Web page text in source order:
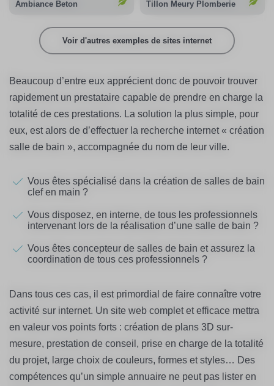
Ambiance Beton Tillon Meury Plomberie
Voir d'autres exemples de sites internet
Beaucoup d’entre eux apprécient donc de pouvoir trouver
rapidement un prestataire capable de prendre en charge la
totalité de ces prestations. La solution la plus simple, pour
eux, est alors de d’effectuer la recherche internet « création
salle de bain », accompagnée du nom de leur ville.
Vous êtes spécialisé dans la création de salles de bain
clef en main ?
Vous disposez, en interne, de tous les professionnels
intervenant lors de la réalisation d’une salle de bain ?
Vous êtes concepteur de salles de bain et assurez la
coordination de tous ces professionnels ?
Dans tous ces cas, il est primordial de faire connaître votre
activité sur internet. Un site web complet et efficace mettra
en valeur vos points forts : création de plans 3D sur-
mesure, prestation de conseil, prise en charge de la totalité
du projet, large choix de couleurs, formes et styles… Des
compétences qu’un simple annuaire ne peut pas lister en